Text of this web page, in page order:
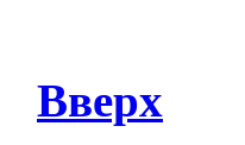
Вверх